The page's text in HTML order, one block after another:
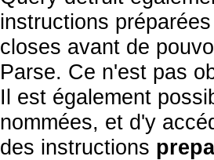
instructions
closes avant de
Parse. Ce n'est pas
Il est également
nommées, et d'y
des instructions